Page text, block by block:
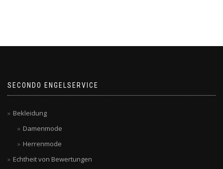
SECONDO ENGELSERVICE
Bekleidung
Damenmode
Herrenmode
Echtheit von Bewertungen